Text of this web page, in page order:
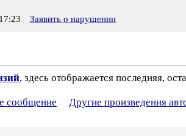
Заявить о нарушении
, здесь отображается последняя,
сообщение Другие произведения